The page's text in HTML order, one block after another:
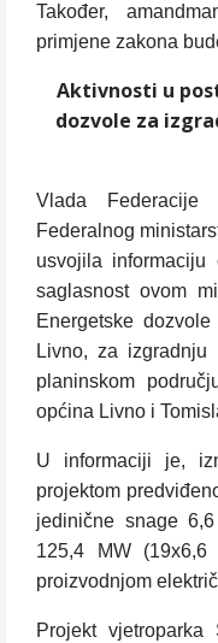
Također,
primjene zakona
Aktivnosti u
dozvole za
Vlada
Federalnog
usvojila
saglasnost ovom
Energetske
Livno, za izgradnju
planinskom
općina Livno i
U informaciji je,
projektom
jedinične snage
125,4 MW (19x6,6
proizvodnjom
Projekt